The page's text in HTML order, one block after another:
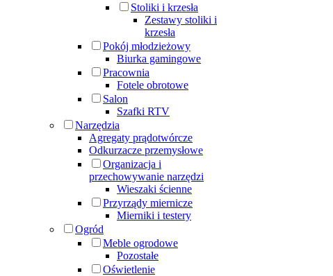
Stoliki i krzesła
Zestawy stoliki i
krzesła
Pokój młodzieżowy
Biurka gamingowe
Pracownia
Fotele obrotowe
Salon
Szafki RTV
Narzędzia
Agregaty prądotwórcze
Odkurzacze przemysłowe
Organizacja i
przechowywanie narzędzi
Wieszaki ścienne
Przyrządy miernicze
Mierniki i testery
Ogród
Meble ogrodowe
Pozostałe
Oświetlenie